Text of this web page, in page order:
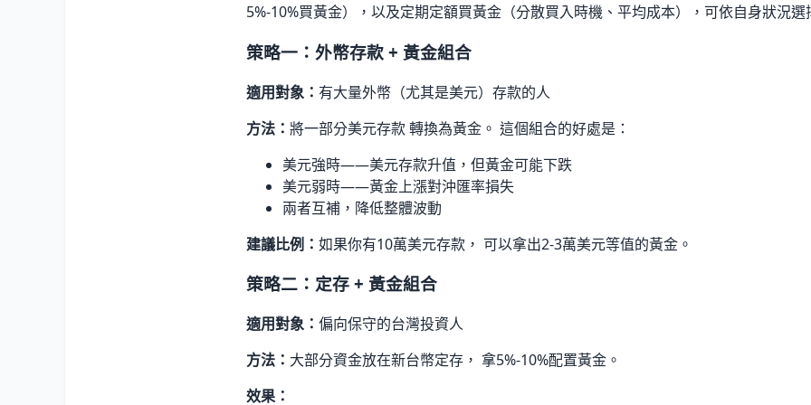
5%-10%買黃金），以及定期定額買黃金（分散買入時機、平均成本），可依自身狀況選
策略一：外幣存款 + 黃金組合
適用對象： 有大量外幣（尤其是美元）存款的人
方法： 將一部分美元存款 轉換為黃金。 這個組合的好處是：
美元強時——美元存款升值，但黃金可能下跌
美元弱時——黃金上漲對沖匯率損失
兩者互補，降低整體波動
建議比例： 如果你有10萬美元存款， 可以拿出2-3萬美元等值的黃金。
策略二：定存 + 黃金組合
適用對象： 偏向保守的台灣投資人
方法： 大部分資金放在新台幣定存， 拿5%-10%配置黃金。
效果：